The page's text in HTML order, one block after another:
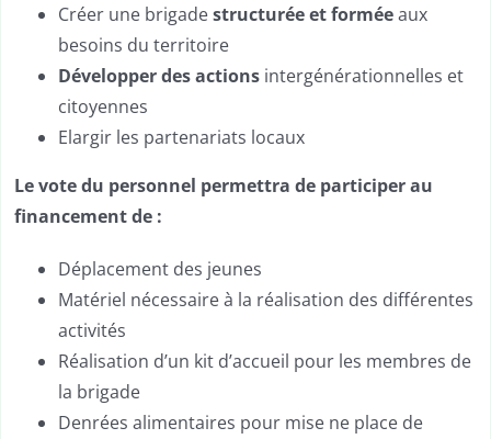
Créer une brigadestructurée et forméeaux
besoins du territoire
Développer des actionsintergénérationnelles et
citoyennes
Elargir les partenariats locaux
Le vote du personnel permettra de participer au
financement de :
Déplacement des jeunes
Matériel nécessaire à la réalisation des différentes
activités
Réalisation d’un kit d’accueil pour les membres de
la brigade
Denrées alimentaires pour mise ne place de